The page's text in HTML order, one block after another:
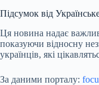
Підсумок від
Ця новина надає
показуючи відносну
українців, які
За даними порталу: